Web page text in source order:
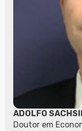
ADOLFO
Doutor em